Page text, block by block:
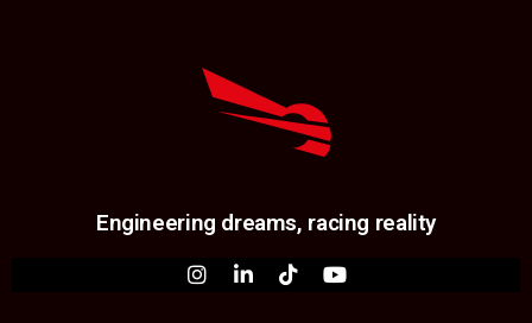
Engineering dreams, racing reality